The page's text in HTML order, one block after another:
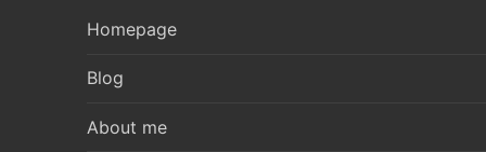
Homepage
Blog
About me